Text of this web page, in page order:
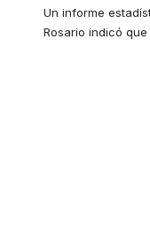
Un informe
Rosario indicó